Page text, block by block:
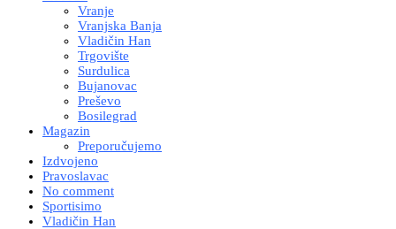
Vranje
Vranjska Banja
Vladičin Han
Trgovište
Surdulica
Bujanovac
Preševo
Bosilegrad
Magazin
Preporučujemo
Izdvojeno
Pravoslavac
No comment
Sportisimo
Vladičin Han